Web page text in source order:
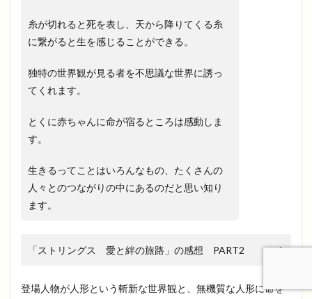
糸が切れると死を表し、天から降りてくる糸
に繋がると生を感じることができる。
独特の世界観が見る者を不思議な世界に誘っ
てくれます。
とくに赤ちゃんに命が宿るところは感動しま
す。
生きるってことはいろんなもの、たくさんの
人々とのつながりの中にあるのだと思い知り
ます。
「ストリングス 愛と絆の旅路」の感想 PART2
登場人物が人形という斬新な世界観と、無機質な人形に命を